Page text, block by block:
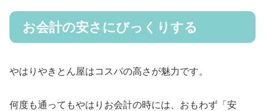
お会計の安さにびっくりする
やはりやきとん屋はコスパの高さが魅力です。
何度も通ってもやはりお会計の時には、おもわず「安